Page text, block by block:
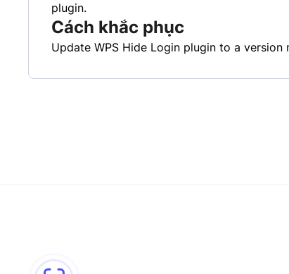
plugin.
Cách khắc phục
Update WPS Hide Login plugin to a version